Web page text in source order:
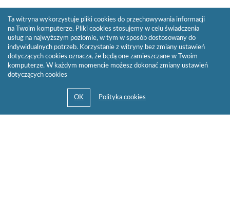
Ta witryna wykorzystuje pliki cookies do przechowywania informacji
na Twoim komputerze. Pliki cookies stosujemy w celu świadczenia
usług na najwyższym poziomie, w tym w sposób dostosowany do
indywidualnych potrzeb. Korzystanie z witryny bez zmiany ustawień
dotyczących cookies oznacza, że będą one zamieszczane w Twoim
komputerze. W każdym momencie możesz dokonać zmiany ustawień
dotyczących cookies